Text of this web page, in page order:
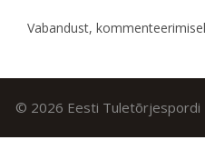
Vabandust,
© 2026 Eesti Tuletõrjespordi